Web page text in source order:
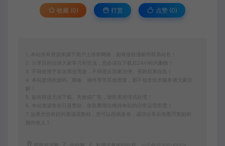
收藏 (0) 打赏 点赞 (0)
1. 本站所有资源来源于用户上传和网络，如有侵权请邮件联系站长！
2. 分享目的仅供大家学习和交流，您必须在下载后24小时内删除！
3. 不得使用于非法商业用途，不得违反国家法律。否则后果自负！
4. 本站提供的源码、模板、插件等等其他资源，都不包含技术服务请大家谅
5. 如有链接无法下载、失效或广告，请联系管理员处理！
6. 本站资源售价只是赞助，收取费用仅维持本站的日常运营所需！
7. 如果您也有好的资源或教程，您可以投稿发布，成功分享后有图币奖励和
额外收入！